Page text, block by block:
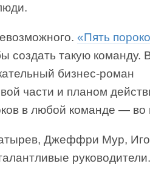
«Пять
создать такую команду.
бизнес-роман
части и планом
в любой команде — во
Джеффри Мур,